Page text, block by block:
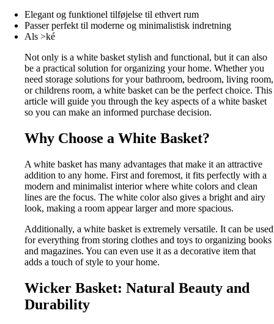
Elegant og funktionel tilføjelse til ethvert rum
Passer perfekt til moderne og minimalistisk indretning
Als >ké
Not only is a white basket stylish and functional, but it can also
be a practical solution for organizing your home. Whether you
need storage solutions for your bathroom, bedroom, living room,
or childrens room, a white basket can be the perfect choice. This
article will guide you through the key aspects of a white basket
so you can make an informed purchase decision.
Why Choose a White Basket?
A white basket has many advantages that make it an attractive
addition to any home. First and foremost, it fits perfectly with a
modern and minimalist interior where white colors and clean
lines are the focus. The white color also gives a bright and airy
look, making a room appear larger and more spacious.
Additionally, a white basket is extremely versatile. It can be used
for everything from storing clothes and toys to organizing books
and magazines. You can even use it as a decorative item that
adds a touch of style to your home.
Wicker Basket: Natural Beauty and
Durability